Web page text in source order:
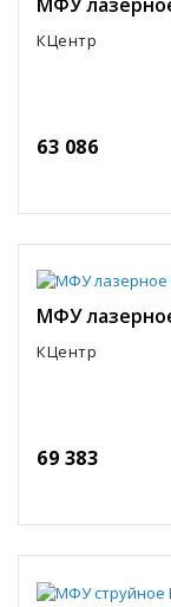
КЦентр
63 086
МФУ
КЦентр
69 383